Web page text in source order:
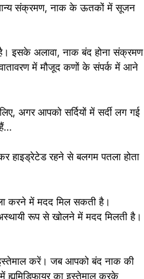
संक्रमण, नाक के ऊतकों में सूजन
इसके अलावा, नाक बंद होना संक्रमण
में मौजूद कणों के संपर्क में आने
अगर आपको सर्दियों में सर्दी लग गई
हाइड्रेटेड रहने से बलगम पतला होता
करने में मदद मिल सकती है।
रूप से खोलने में मदद मिलती है।
करें। जब आपको बंद नाक की
ह्यूमिडिफायर का इस्तेमाल करके